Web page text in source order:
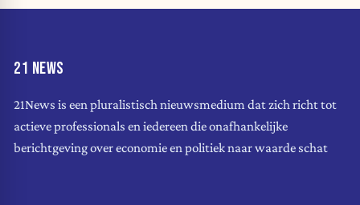
21 NEWS
21News is een pluralistisch nieuwsmedium dat zich richt tot
actieve professionals en iedereen die onafhankelijke
berichtgeving over economie en politiek naar waarde schat